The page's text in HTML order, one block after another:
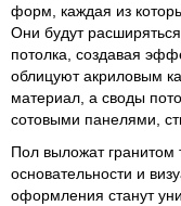
форм, каждая из
Они будут
потолка, создавая
облицуют акриловым
материал, а своды
сотовыми панелями,
Пол выложат гранитом
основательности и
оформления станут